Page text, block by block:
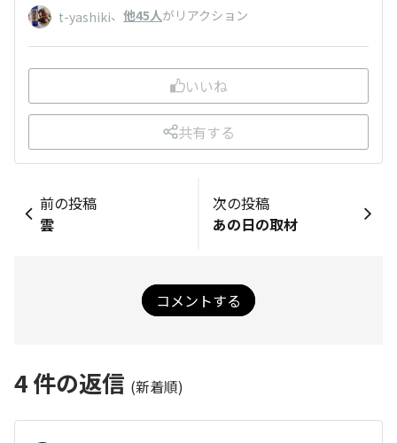
t-yashiki、 他45人がリアクション
いいね
共有する
前の投稿
雲
次の投稿
あの日の取材
コメントする
4件の返信 (新着順)